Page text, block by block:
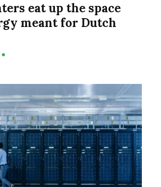
eat up the space
meant for Dutch